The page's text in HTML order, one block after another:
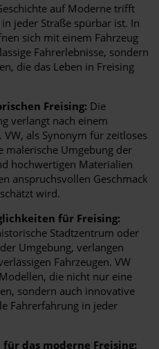
auf Moderne trifft
jeder Straße spürbar ist. In
sich mit einem Fahrzeug
Fahrerlebnisse, sondern
die das Leben in Freising
Freising: Die
verlangt nach einem
VW, als Synonym für zeitloses
malerische Umgebung der
hochwertigen Materialien
anspruchsvollen Geschmack
wird.
für Freising:
Stadtzentrum oder
Umgebung, verlangen
Fahrzeugen. VW
die nicht nur eine
sondern auch innovative
Fahrerfahrung in jeder
das moderne Freising: